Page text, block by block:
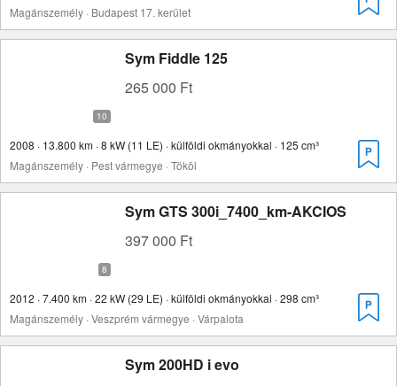
Magánszemély · Budapest 17. kerület
Sym Fiddle 125
265 000 Ft
2008 · 13.800 km · 8 kW (11 LE) · külföldi okmányokkal · 125 cm³
Magánszemély · Pest vármegye · Tököl
Sym GTS 300i_7400_km-AKCIOS
397 000 Ft
2012 · 7.400 km · 22 kW (29 LE) · külföldi okmányokkal · 298 cm³
Magánszemély · Veszprém vármegye · Várpalota
Sym 200HD i evo